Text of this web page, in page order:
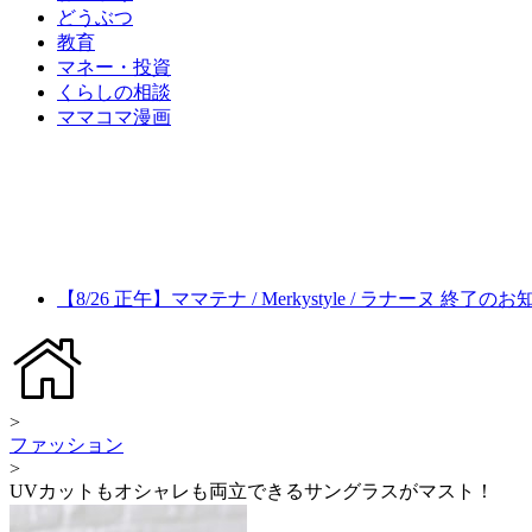
どうぶつ
教育
マネー・投資
くらしの相談
ママコマ漫画
【8/26 正午】ママテナ / Merkystyle / ラナーヌ 終了のお
>
ファッション
>
UVカットもオシャレも両立できるサングラスがマスト！